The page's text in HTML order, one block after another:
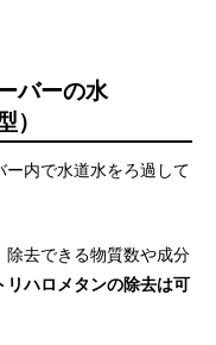
バーの水
）
内で水道水をろ過して
去できる物質数や成分
リハロメタンの除去は可